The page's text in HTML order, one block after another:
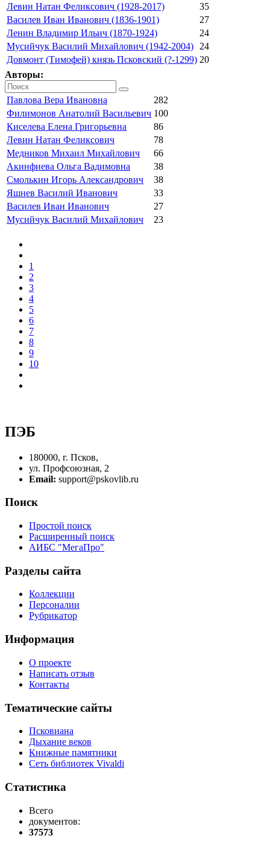
Левин Натан Феликсович (1928-2017)
35
Василев Иван Иванович (1836-1901)
27
Ленин Владимир Ильич (1870-1924)
24
Мусийчук Василий Михайлович (1942-2004)
24
Довмонт (Тимофей) князь Псковский (?-1299) 20
Авторы:
Павлова Вера Ивановна
282
Филимонов Анатолий Васильевич 100
Киселева Елена Григорьевна
86
Левин Натан Феликсович
78
Медников Михаил Михайлович
66
Акинфиева Ольга Вадимовна
38
Смолькин Игорь Александрович
38
Яшнев Василий Иванович
33
Василев Иван Иванович
27
Мусийчук Василий Михайлович
23
1
2
3
4
5
6
7
8
9
10
ПЭБ
180000, г. Псков,
ул. Профсоюзная, 2
Email: support@pskovlib.ru
Поиск
Простой поиск
Расширенный поиск
АИБС "МегаПро"
Разделы сайта
Коллекции
Персоналии
Рубрикатор
Информация
О проекте
Написать отзыв
Контакты
Тематические сайты
Псковиана
Дыхание веков
Книжные памятники
Сеть библиотек Vivaldi
Статистика
Всего
документов:
37573